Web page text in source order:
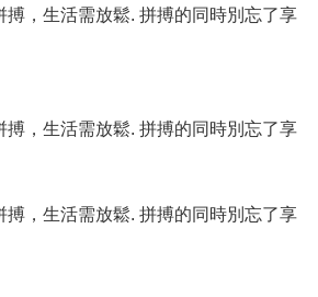
搏，生活需放鬆. 拼搏的同時別忘了享
搏，生活需放鬆. 拼搏的同時別忘了享
搏，生活需放鬆. 拼搏的同時別忘了享